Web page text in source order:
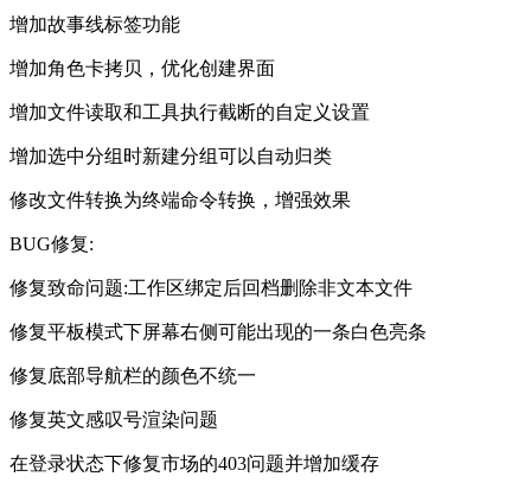
增加故事线标签功能
增加角色卡拷贝，优化创建界面
增加文件读取和工具执行截断的自定义设置
增加选中分组时新建分组可以自动归类
修改文件转换为终端命令转换，增强效果
BUG修复:
修复致命问题:工作区绑定后回档删除非文本文件
修复平板模式下屏幕右侧可能出现的一条白色亮条
修复底部导航栏的颜色不统一
修复英文感叹号渲染问题
在登录状态下修复市场的403问题并增加缓存